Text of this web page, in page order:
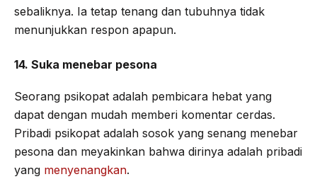
sebaliknya. Ia tetap tenang dan tubuhnya tidak
menunjukkan respon apapun.
14. Suka menebar pesona
Seorang psikopat adalah pembicara hebat yang
dapat dengan mudah memberi komentar cerdas.
Pribadi psikopat adalah sosok yang senang menebar
pesona dan meyakinkan bahwa dirinya adalah pribadi
yang menyenangkan.